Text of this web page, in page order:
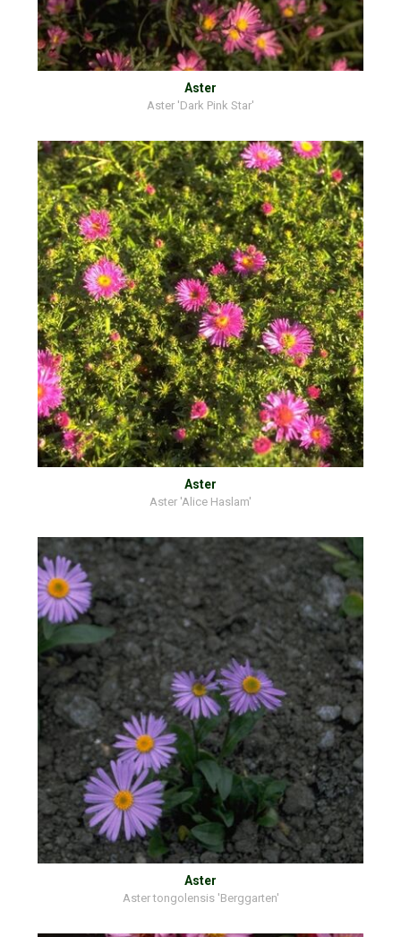
Aster
Aster 'Dark Pink Star'
Aster
Aster 'Alice Haslam'
Aster
Aster tongolensis 'Berggarten'